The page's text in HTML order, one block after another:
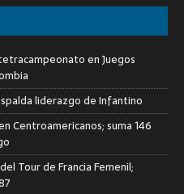
en Juegos
liderazgo de Infantino
Centroamericanos; suma 146
Tour de Francia Femenil;